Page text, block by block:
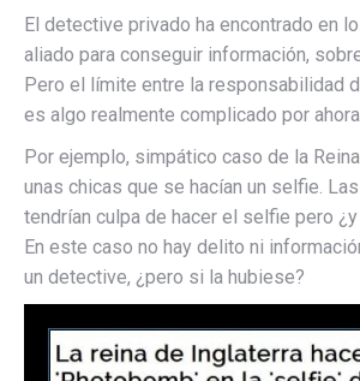
El detective privado ha encontrado en
aliado para conseguir información,
Pero el límite entre la responsabilidad
es algo realmente complicado por
Por ejemplo, simpático caso de la
unas chicas que se hacían un selfie.
tendrían culpa de hacer el selfie pero
En este caso no hay delito ni
un detective, ¿pero si la hubiese?